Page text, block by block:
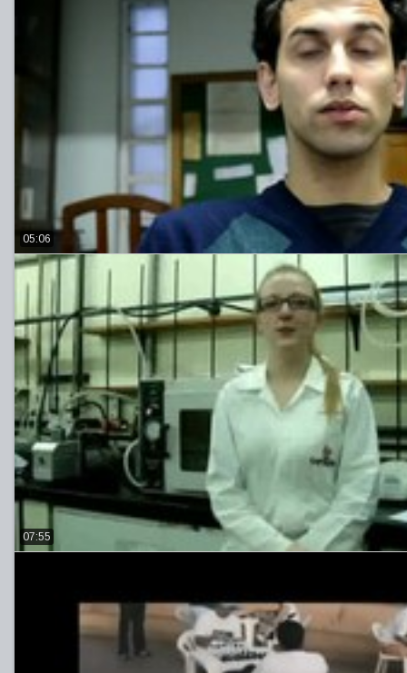
05:06
07:55